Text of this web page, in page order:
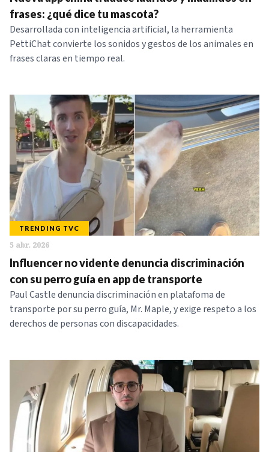
NOTICIAS
SERIES
frases: ¿qué dice tu mascota?
Desarrollada con inteligencia artificial, la herramienta
PettiChat convierte los sonidos y gestos de los animales en
frases claras en tiempo real.
TRENDING TVC
5 abr. 2026
Influencer no vidente denuncia discriminación
con su perro guía en app de transporte
Paul Castle denuncia discriminación en platafoma de
transporte por su perro guía, Mr. Maple, y exige respeto a los
derechos de personas con discapacidades.